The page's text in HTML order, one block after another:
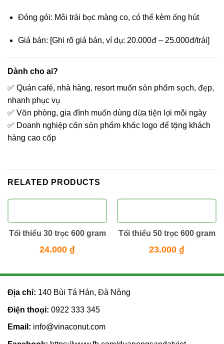
Đóng gói: Mỗi trái bọc màng co, có thể kèm ống hút
Giá bán: [Ghi rõ giá bán, ví dụ: 20.000đ – 25.000đ/trái]
Dành cho ai?
✅ Quán café, nhà hàng, resort muốn sản phẩm sạch, đẹp,
nhanh phục vụ
✅ Văn phòng, gia đình muốn dùng dừa tiện lợi mỗi ngày
✅ Doanh nghiệp cần sản phẩm khắc logo để tặng khách
hàng cao cấp
RELATED PRODUCTS
Tối thiểu 30 trọc 600 gram
24.000 ₫
Tối thiểu 50 trọc 600 gram
23.000 ₫
Địa chỉ: 140 Bùi Tá Hán, Đà Nẵng
Điện thoại: 0922 333 345
Email: info@vinaconut.com